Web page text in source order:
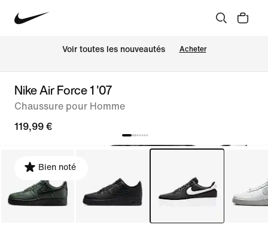
Voir toutes les nouveautés Acheter
Nike Air Force 1 '07
Chaussure pour Homme
119,99 €
Bien noté